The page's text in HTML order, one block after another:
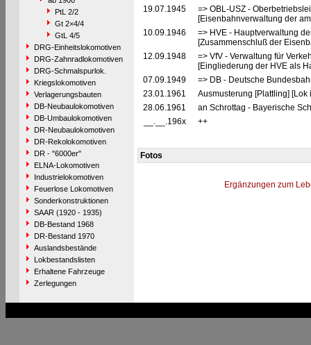
PtL 2/2
Gt 2×4/4
GtL 4/5
DRG-Einheitslokomotiven
DRG-Zahnradlokomotiven
DRG-Schmalspurlok.
Kriegslokomotiven
Verlagerungsbauten
DB-Neubaulokomotiven
DB-Umbaulokomotiven
DR-Neubaulokomotiven
DR-Rekolokomotiven
DR - "6000er"
ELNA-Lokomotiven
Industrielokomotiven
Feuerlose Lokomotiven
Sonderkonstruktionen
SAAR (1920 - 1935)
DB-Bestand 1968
DR-Bestand 1970
Auslandsbestände
Lokbestandslisten
Erhaltene Fahrzeuge
Zerlegungen
19.07.1945
=> OBL-USZ -
[Eisenbahnverwaltung der
10.09.1946
=> HVE - Hauptverwaltung
[Zusammenschluß der
12.09.1948
=> VfV - Verwaltung für
[Eingliederung der HVE als
07.09.1949
=> DB - Deutsche
23.01.1961
Ausmusterung [Plattling] [Lok
28.06.1961
an Schrottag - Bayerische
__.__.196x
++
Fotos
Ergänzungen zum